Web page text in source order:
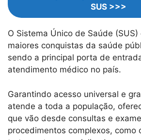
SUS >>>
O Sistema Único de Saúde (SUS)
maiores conquistas da saúde
sendo a principal porta de
atendimento médico no país.
Garantindo acesso universal e
atende a toda a população,
que vão desde consultas e
procedimentos complexos, como